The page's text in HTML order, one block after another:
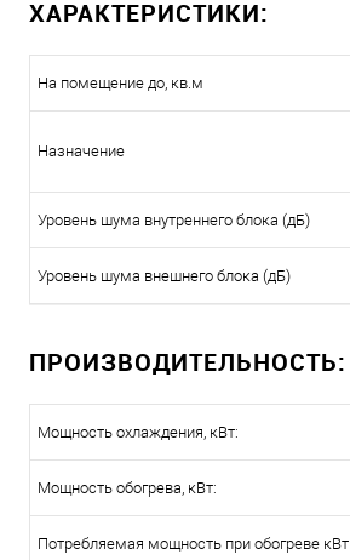
ХАРАКТЕРИСТИКИ:
На помещение до, кв.м
Назначение
Уровень шума внутреннего блока (дБ)
Уровень шума внешнего блока (дБ)
ПРОИЗВОДИТЕЛЬНОСТЬ:
Мощность охлаждения, кВт:
Мощность обогрева, кВт:
Потребляемая мощность при обогреве кВт